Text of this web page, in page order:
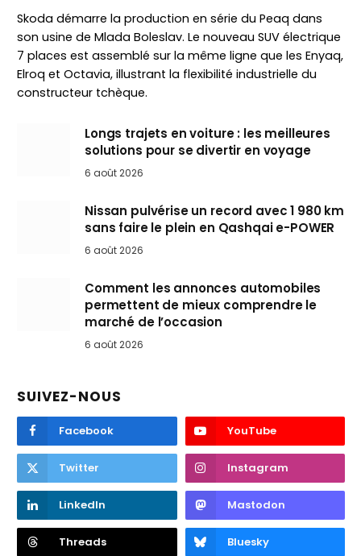
Skoda démarre la production en série du Peaq dans
son usine de Mlada Boleslav. Le nouveau SUV électrique
7 places est assemblé sur la même ligne que les Enyaq,
Elroq et Octavia, illustrant la flexibilité industrielle du
constructeur tchèque.
Longs trajets en voiture : les meilleures
solutions pour se divertir en voyage
6 août 2026
Nissan pulvérise un record avec 1 980 km
sans faire le plein en Qashqai e-POWER
6 août 2026
Comment les annonces automobiles
permettent de mieux comprendre le
marché de l’occasion
6 août 2026
SUIVEZ-NOUS
Facebook YouTube
Twitter Instagram
LinkedIn Mastodon
Threads Bluesky